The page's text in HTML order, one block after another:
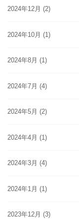
2024年12月 (2)
2024年10月 (1)
2024年8月 (1)
2024年7月 (4)
2024年5月 (2)
2024年4月 (1)
2024年3月 (4)
2024年1月 (1)
2023年12月 (3)